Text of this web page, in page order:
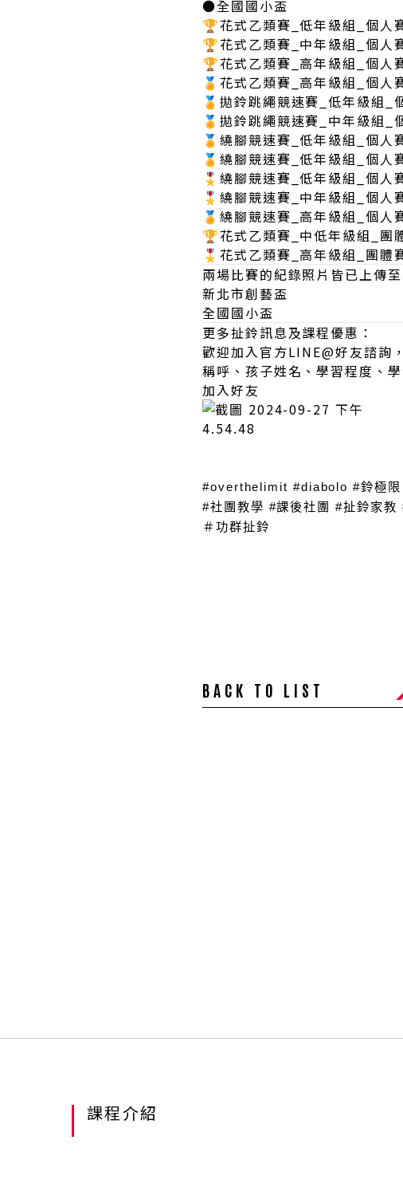
●全國國小盃
🏆花式乙類賽_低年級組_個人
🏆花式乙類賽_中年級組_個人
🏆花式乙類賽_高年級組_個人
🏅花式乙類賽_高年級組_個人
🏅拋鈴跳繩競速賽_低年級組_
🏅拋鈴跳繩競速賽_中年級組_
🏅繞腳競速賽_低年級組_個人
🏅繞腳競速賽_低年級組_個人
🎖️繞腳競速賽_低年級組_個人
🎖️繞腳競速賽_中年級組_個人
🏅繞腳競速賽_高年級組_個人
🏆花式乙類賽_中低年級組_團
🎖️花式乙類賽_高年級組_團體
兩場比賽的紀錄照片皆已上傳
新北市創藝盃
全國國小盃
更多扯鈴訊息及課程優惠：
歡迎加入官方LINE@好友諮詢
稱呼、孩子姓名、學習程度、
加入好友
#overthelimit #diabolo #鈴極限
#社團教學 #課後社團 #扯鈴家
＃功群扯鈴
BACK TO LIST
課程介紹